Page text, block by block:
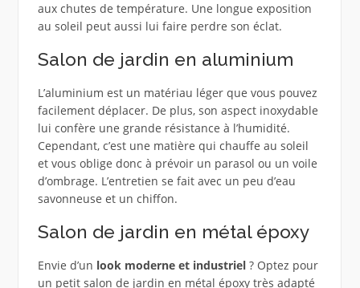
aux chutes de température. Une longue exposition
au soleil peut aussi lui faire perdre son éclat.
Salon de jardin en aluminium
L’aluminium est un matériau léger que vous pouvez
facilement déplacer. De plus, son aspect inoxydable
lui confère une grande résistance à l’humidité.
Cependant, c’est une matière qui chauffe au soleil
et vous oblige donc à prévoir un parasol ou un voile
d’ombrage. L’entretien se fait avec un peu d’eau
savonneuse et un chiffon.
Salon de jardin en métal époxy
Envie d’un look moderne et industriel? Optez pour
un petit salon de jardin en métal époxy très adapté